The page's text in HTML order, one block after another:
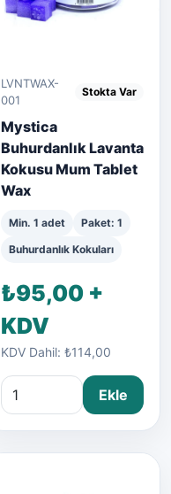
LVNTWAX-
001
Stokta Var
Mystica
Buhurdanlık Lavanta
Kokusu Mum Tablet
Wax
Min. 1 adet
Paket: 1
Buhurdanlık Kokuları
₺95,00 +
KDV
KDV Dahil: ₺114,00
Ekle